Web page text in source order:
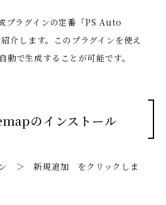
プラグインの定番「PS Auto
介します。このプラグインを使え
動で生成することが可能です。
のインストール
＞ 新規追加 をクリックしま